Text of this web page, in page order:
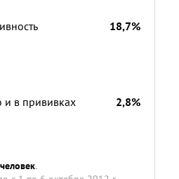
18,7%
и в прививках
2,8%
.